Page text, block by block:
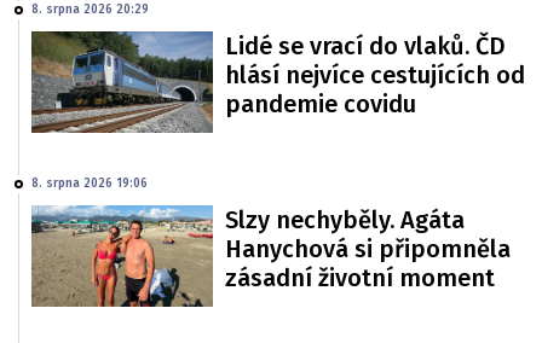
8. srpna 2026 20:29
Lidé se vrací do vlaků. ČD
hlásí nejvíce cestujících od
pandemie covidu
8. srpna 2026 19:06
Slzy nechyběly. Agáta
Hanychová si připomněla
zásadní životní moment